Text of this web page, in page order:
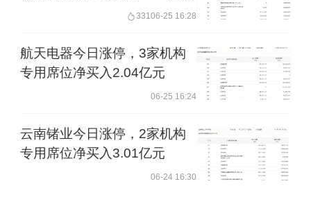
33106-25 16:28
航天电器今日涨停，3家机构
专用席位净买入2.04亿元
06-25 16:24
云南锗业今日涨停，2家机构
专用席位净买入3.01亿元
06-24 16:30